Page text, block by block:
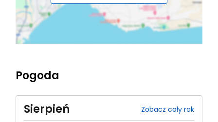
Pogoda
Sierpień Zobacz cały rok